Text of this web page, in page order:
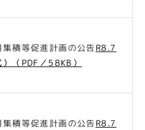
積等促進計画の公告 R8.7
）（PDF／58KB）
積等促進計画の公告 R8.7